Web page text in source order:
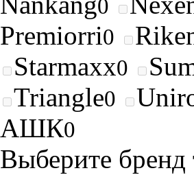
0
Premiorri0
Starmaxx0
Triangle0
АШК0
Выберите бренд